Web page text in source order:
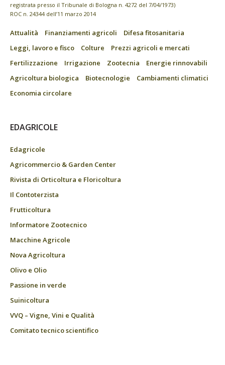
registrata presso il Tribunale di Bologna n. 4272 del 7/04/1973)
ROC n. 24344 dell’11 marzo 2014
Attualità Finanziamenti agricoli
Difesa fitosanitaria
Leggi, lavoro e fisco
Colture
Prezzi agricoli e mercati
Fertilizzazione
Irrigazione Zootecnia
Energie rinnovabili
Agricoltura biologica
Biotecnologie
Cambiamenti climatici
Economia circolare
EDAGRICOLE
Edagricole
Agricommercio & Garden Center
Rivista di Orticoltura e Floricoltura
Il Contoterzista
Frutticoltura
Informatore Zootecnico
Macchine Agricole
Nova Agricoltura
Olivo e Olio
Passione in verde
Suinicoltura
VVQ – Vigne, Vini e Qualità
Comitato tecnico scientifico